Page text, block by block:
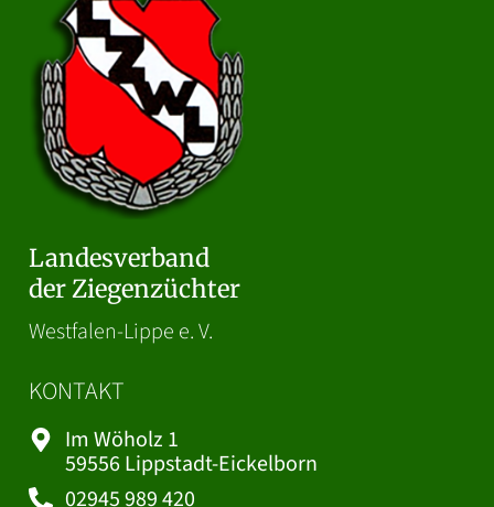
Landesverband
der Ziegenzüchter
Westfalen-Lippe e. V.
KONTAKT
Im Wöholz 1
59556 Lippstadt-Eickelborn
02945 989 420